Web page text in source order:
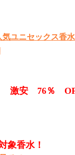
ユニセックス香
激安 76％
象香水！